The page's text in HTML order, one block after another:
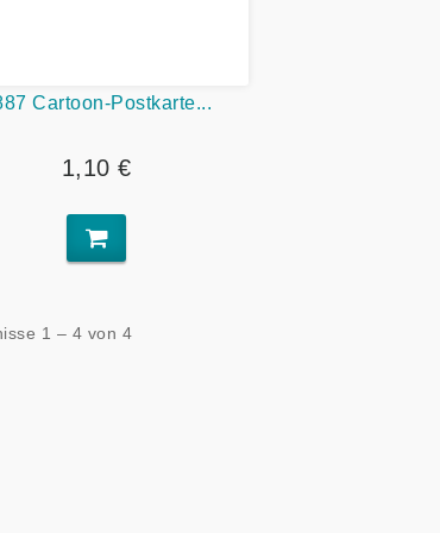
Cartoon-Postkarte...
1,10 €
1 – 4 von 4